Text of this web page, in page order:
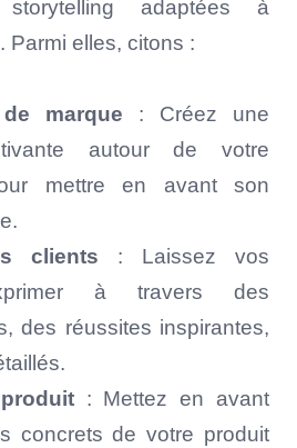
adaptées à
Parmi elles, citons :
marque : Créez une
autour de votre
mettre en avant son
clients : Laissez vos
à travers des
des réussites inspirantes,
: Mettez en avant
concrets de votre produit